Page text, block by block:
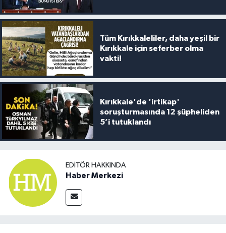
Tüm Kırıkkaleliler, daha yeşil bir
Kırıkkale için seferber olma
vakti!
Kırıkkale'de 'irtikap'
soruşturmasında 12 şüpheliden
5’i tutuklandı
EDITÖR HAKKINDA
Haber Merkezi